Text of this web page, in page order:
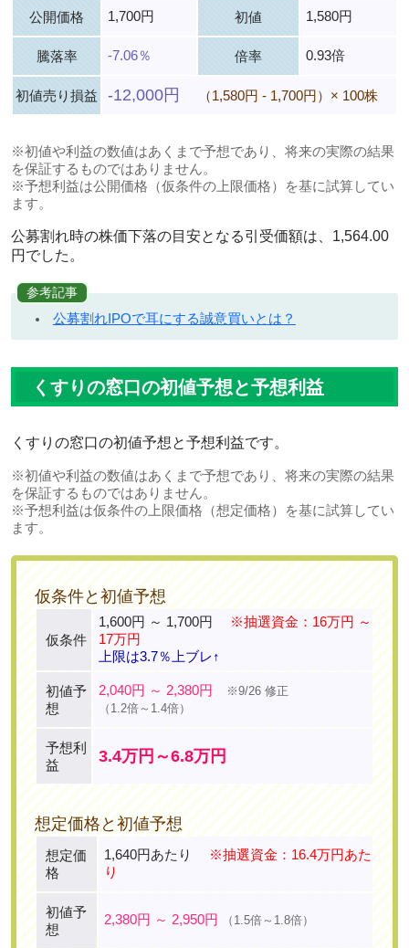
公開価格 1,700円 初値 1,580円
騰落率 -7.06％ 倍率 0.93倍
初値売り損益 -12,000円 （1,580円 - 1,700円）× 100株
※初値や利益の数値はあくまで予想であり、将来の実際の結果
を保証するものではありません。
※予想利益は公開価格（仮条件の上限価格）を基に試算してい
ます。
公募割れ時の株価下落の目安となる引受価額は、1,564.00
円でした。
参考記事
公募割れIPOで耳にする誠意買いとは？
くすりの窓口の初値予想と予想利益
くすりの窓口の初値予想と予想利益です。
※初値や利益の数値はあくまで予想であり、将来の実際の結果
を保証するものではありません。
※予想利益は仮条件の上限価格（想定価格）を基に試算してい
ます。
仮条件と初値予想
仮条件
1,600円 ～ 1,700円
※抽選資金：16万円 ～
17万円
上限は3.7％上ブレ↑
初値予
想
2,040円 ～ 2,380円
※9/26 修正
（1.2倍～1.4倍）
予想利
益
3.4万円～6.8万円
想定価格と初値予想
想定価
格
1,640円あたり
※抽選資金：16.4万円あた
り
初値予
想
2,380円 ～ 2,950円 （1.5倍～1.8倍）